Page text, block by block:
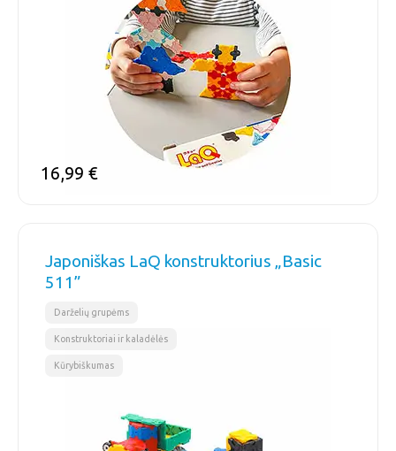
16,99 €
Japoniškas LaQ konstruktorius „Basic
511”
Darželių grupėms
Konstruktoriai ir kaladėlės
Kūrybiškumas